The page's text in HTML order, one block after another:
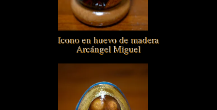
Icono en huevo de madera
Arcángel Miguel